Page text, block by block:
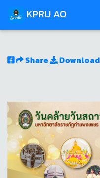
KPRU AO
Share Download